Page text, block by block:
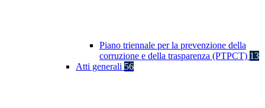
Piano triennale per la prevenzione della
corruzione e della trasparenza (PTPCT) 13
Atti generali 56